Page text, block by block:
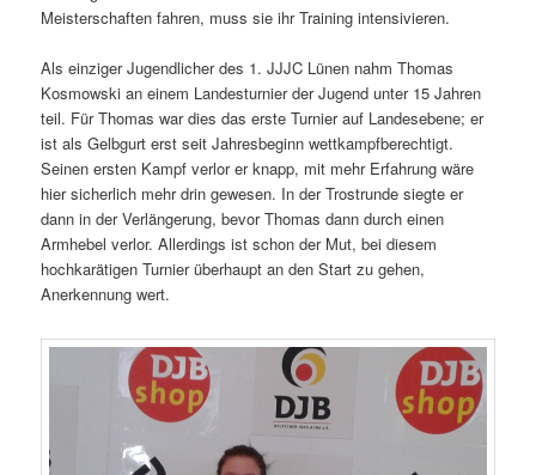
Meisterschaften fahren, muss sie ihr Training intensivieren.
Als einziger Jugendlicher des 1. JJJC Lünen nahm Thomas
Kosmowski an einem Landesturnier der Jugend unter 15 Jahren
teil. Für Thomas war dies das erste Turnier auf Landesebene; er
ist als Gelbgurt erst seit Jahresbeginn wettkampfberechtigt.
Seinen ersten Kampf verlor er knapp, mit mehr Erfahrung wäre
hier sicherlich mehr drin gewesen. In der Trostrunde siegte er
dann in der Verlängerung, bevor Thomas dann durch einen
Armhebel verlor. Allerdings ist schon der Mut, bei diesem
hochkarätigen Turnier überhaupt an den Start zu gehen,
Anerkennung wert.